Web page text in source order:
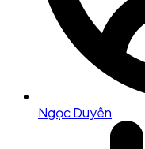
Ngọc Duyên